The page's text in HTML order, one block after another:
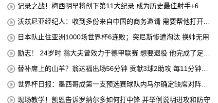
记录之战！梅西明早将创下第11大纪录 成为历史最佳射手+6次
沃兹尼亚经纪人：收到多份来自中国的商务邀请 需要帮他打开中
日本队止住亚洲1000场世界杯6连败；突尼斯惨遭淘汰 换帅无用
励志！ 24岁时 翁大夫曾效力于德甲联赛 想要退役 他完成了足球
替补席上的山羊？翁达福出场56分钟 贡献3球2助攻 每11分钟参
世界杯日报：墨西哥成第一支预选赛球队内马尔确定缺席对阵海
现场教学！凯恩告诉罗纳尔多如何打中锋 并举例说明进攻和防守